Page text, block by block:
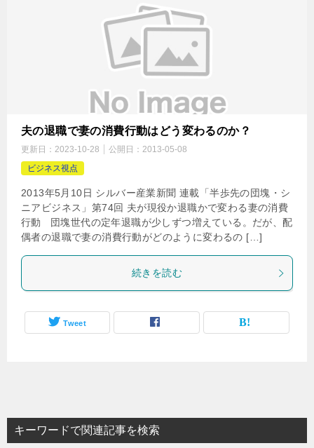
夫の退職で妻の消費行動はどう変わるのか？
更新日： 2023-10-28 公開日： 2013-05-08
ビジネス視点
2013年5月10日 シルバー産業新聞 連載「半歩先の団塊・シ
ニアビジネス」第74回 夫が現役か退職かで変わる妻の消費
行動 団塊世代の定年退職が少しずつ増えている。だが、配
偶者の退職で妻の消費行動がどのように変わるの […]
続きを読む
Tweet
キーワードで関連記事を検索